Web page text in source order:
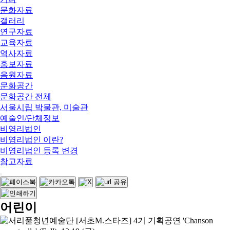
문화자료
갤러리
연구자료
교육자료
역사자료
홍보자료
음원자료
문화공간
문화공간 전체
서울시립 박물관, 미술관
예술인/단체정보
비영리법인
비영리법인 이란?
비영리법인 등록 변경
참고자료
어린이